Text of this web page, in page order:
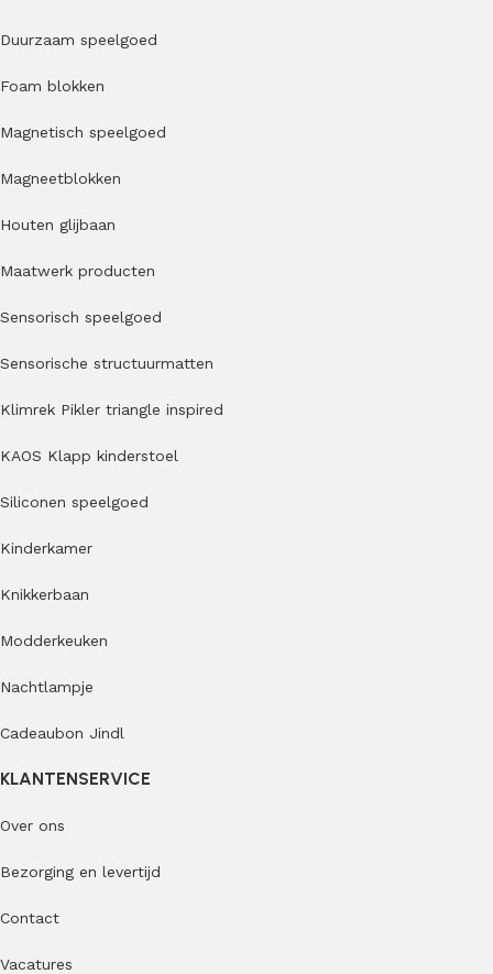
Duurzaam speelgoed
Foam blokken
Magnetisch speelgoed
Magneetblokken
Houten glijbaan
Maatwerk producten
Sensorisch speelgoed
Sensorische structuurmatten
Klimrek Pikler triangle inspired
KAOS Klapp kinderstoel
Siliconen speelgoed
Kinderkamer
Knikkerbaan
Modderkeuken
Nachtlampje
Cadeaubon Jindl
KLANTENSERVICE
Over ons
Bezorging en levertijd
Contact
Vacatures